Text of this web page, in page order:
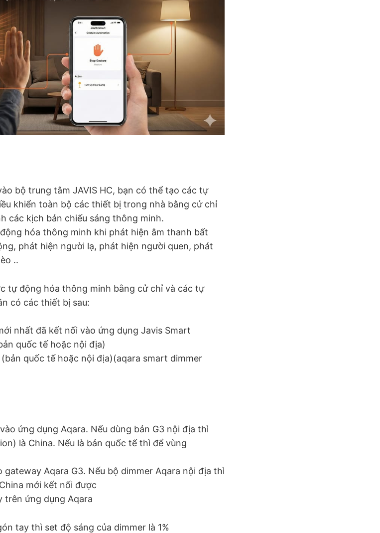
bộ trung tâm JAVIS HC, bạn có thể tạo các tự
khiển toàn bộ các thiết bị trong nhà bằng cử chỉ
các kịch bản chiếu sáng thông minh.
hóa thông minh khi phát hiện âm thanh bất
phát hiện người lạ, phát hiện người quen, phát
..
tự động hóa thông minh bằng cử chỉ và các tự
có các thiết bị sau:
nhất đã kết nối vào ứng dụng Javis Smart
quốc tế hoặc nội địa)
quốc tế hoặc nội địa)(aqara smart dimmer
ứng dụng Aqara. Nếu dùng bản G3 nội địa thì
là China. Nếu là bản quốc tế thì để vùng
gateway Aqara G3. Nếu bộ dimmer Aqara nội địa thì
mới kết nối được
trên ứng dụng Aqara
tay thì set độ sáng của dimmer là 1%